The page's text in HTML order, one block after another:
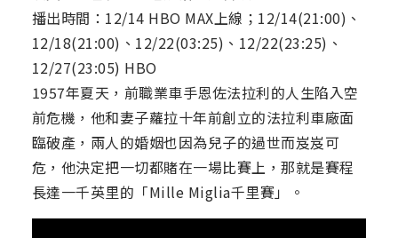
播出時間：12/14 HBO MAX上線；12/14(21:00)、
12/18(21:00)、12/22(03:25)、12/22(23:25)、
12/27(23:05) HBO
1957年夏天，前職業車手恩佐法拉利的人生陷入空
前危機，他和妻子蘿拉十年前創立的法拉利車廠​面
臨破產，兩人的婚姻也因為兒子的過世而岌岌可
危，他決定把一切都賭在一場比賽上，那就是賽程
長達一千英里的「Mille Miglia千里賽」。